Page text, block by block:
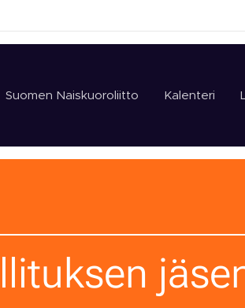
Suomen Naiskuoroliitto Kalenteri